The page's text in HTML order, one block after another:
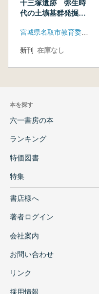
十三塚遺跡 弥生時
代の土壙墓群発掘調
新刊 在庫なし
本を探す
六一書房の本
ランキング
特価図書
特集
書店様へ
著者ログイン
会社案内
お問い合わせ
リンク
採用情報